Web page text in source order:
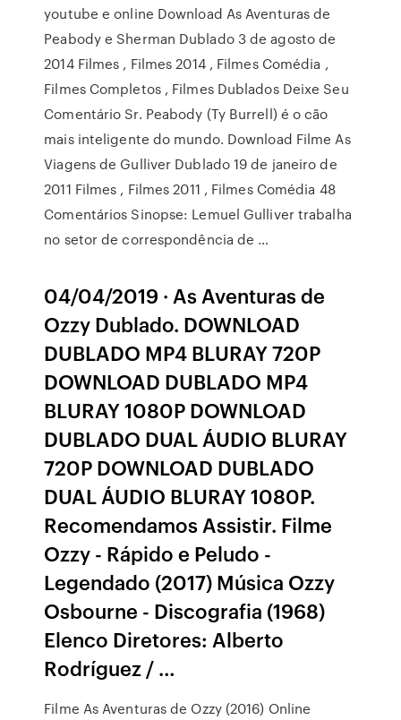
youtube e online Download As Aventuras de
Peabody e Sherman Dublado 3 de agosto de
2014 Filmes , Filmes 2014 , Filmes Comédia ,
Filmes Completos , Filmes Dublados Deixe Seu
Comentário Sr. Peabody (Ty Burrell) é o cão
mais inteligente do mundo. Download Filme As
Viagens de Gulliver Dublado 19 de janeiro de
2011 Filmes , Filmes 2011 , Filmes Comédia 48
Comentários Sinopse: Lemuel Gulliver trabalha
no setor de correspondência de …
04/04/2019 · As Aventuras de
Ozzy Dublado. DOWNLOAD
DUBLADO MP4 BLURAY 720P
DOWNLOAD DUBLADO MP4
BLURAY 1080P DOWNLOAD
DUBLADO DUAL ÁUDIO BLURAY
720P DOWNLOAD DUBLADO
DUAL ÁUDIO BLURAY 1080P.
Recomendamos Assistir. Filme
Ozzy - Rápido e Peludo -
Legendado (2017) Música Ozzy
Osbourne - Discografia (1968)
Elenco Diretores: Alberto
Rodríguez / …
Filme As Aventuras de Ozzy (2016) Online